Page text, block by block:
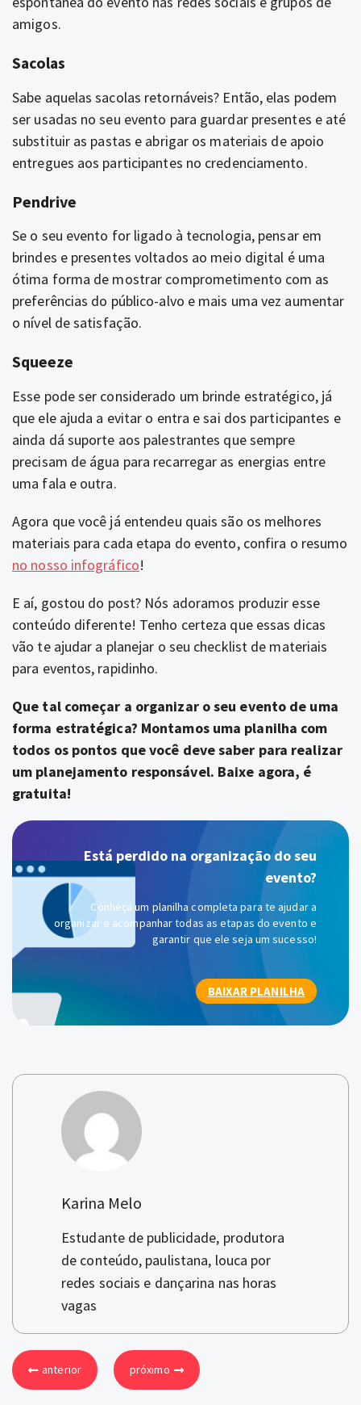
amigos.
Sacolas
Sabe aquelas sacolas retornáveis? Então, elas podem
ser usadas no seu evento para guardar presentes e até
substituir as pastas e abrigar os materiais de apoio
entregues aos participantes no credenciamento.
Pendrive
Se o seu evento for ligado à tecnologia, pensar em
brindes e presentes voltados ao meio digital é uma
ótima forma de mostrar comprometimento com as
preferências do público-alvo e mais uma vez aumentar
o nível de satisfação.
Squeeze
Esse pode ser considerado um brinde estratégico, já
que ele ajuda a evitar o entra e sai dos participantes e
ainda dá suporte aos palestrantes que sempre
precisam de água para recarregar as energias entre
uma fala e outra.
Agora que você já entendeu quais são os melhores
materiais para cada etapa do evento, confira o resumo
no nosso infográfico!
E aí, gostou do post? Nós adoramos produzir esse
conteúdo diferente! Tenho certeza que essas dicas
vão te ajudar a planejar o seu checklist de materiais
para eventos, rapidinho.
Que tal começar a organizar o seu evento de uma
forma estratégica? Montamos uma planilha com
todos os pontos que você deve saber para realizar
um planejamento responsável. Baixe agora, é
gratuita!
Está perdido na organização do seu
evento?
Conheça um planilha completa para te ajudar a
organizar e acompanhar todas as etapas do evento e
garantir que ele seja um sucesso!
BAIXAR PLANILHA
Karina Melo
Estudante de publicidade, produtora
de conteúdo, paulistana, louca por
redes sociais e dançarina nas horas
vagas
anterior próximo